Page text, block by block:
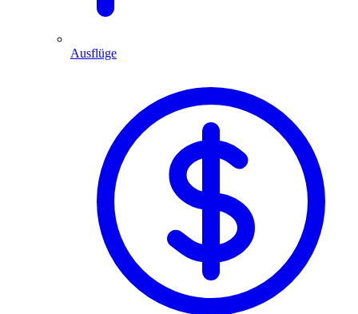
Ausflüge